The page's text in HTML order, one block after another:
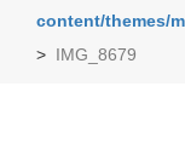
content/themes/
> IMG_8679